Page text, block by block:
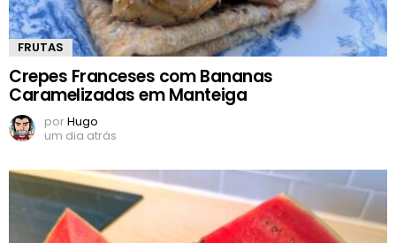
FRUTAS
Crepes Franceses com Bananas
Caramelizadas em Manteiga
porHugo
um dia atrás